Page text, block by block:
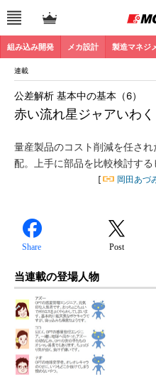
組み込み開発 メカ設計 製造マネジ
連載
赤い流れ星ジャアいわ
公差解析 基本中の基本（6）
量産製品のコスト削減を任さ
配。上手に部品を比較検討す
[ 岡田あづ
Share Post
当連載の登場人物